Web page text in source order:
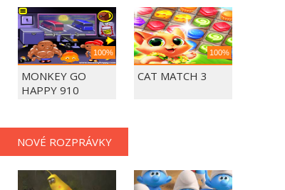
100%
MONKEY GO
HAPPY 910
100%
CAT MATCH 3
NOVÉ ROZPRÁVKY